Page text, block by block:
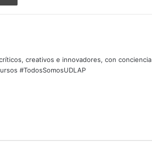
creativos e innovadores, con conciencia
#TodosSomosUDLAP